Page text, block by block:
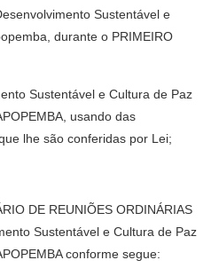
Sustentável e
durante o PRIMEIRO
Sustentável e Cultura de Paz
usando das
lhe são conferidas por Lei;
DE REUNIÕES ORDINÁRIAS
Sustentável e Cultura de Paz
conforme segue: